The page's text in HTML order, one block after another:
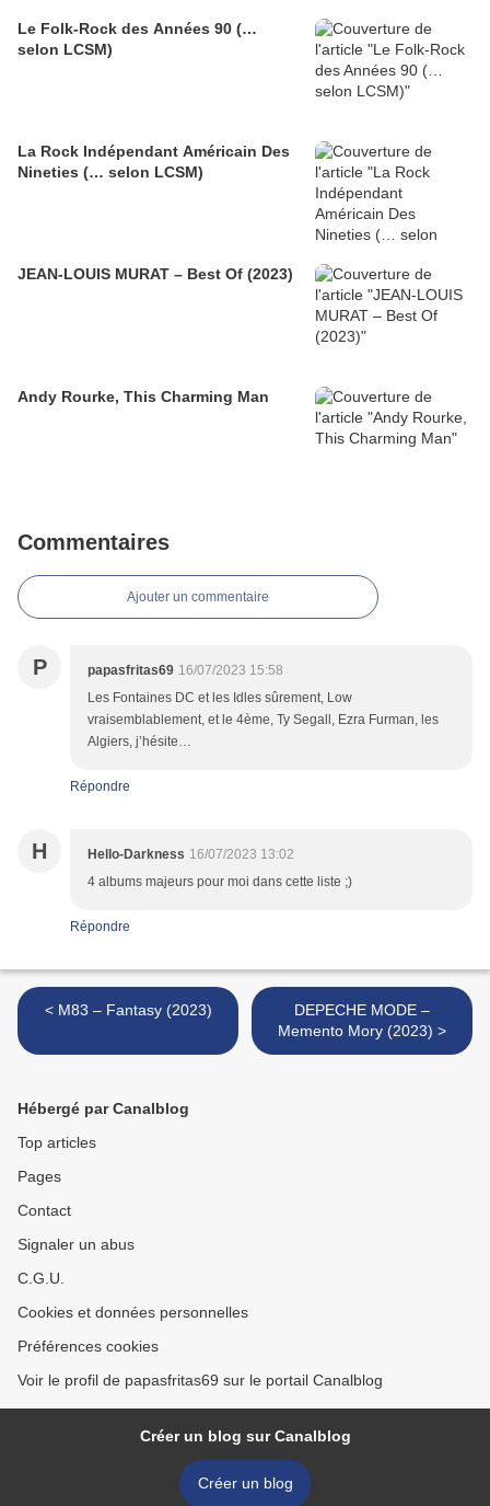
Le Folk-Rock des Années 90 (…
selon LCSM)
La Rock Indépendant Américain Des
Nineties (… selon LCSM)
JEAN-LOUIS MURAT – Best Of (2023)
Andy Rourke, This Charming Man
Commentaires
Ajouter un commentaire
P papasfritas69 16/07/2023 15:58
Les Fontaines DC et les Idles sûrement, Low
vraisemblablement, et le 4ème, Ty Segall, Ezra Furman, les
Algiers, j’hésite…
Répondre
H Hello-Darkness 16/07/2023 13:02
4 albums majeurs pour moi dans cette liste ;)
Répondre
< M83 – Fantasy (2023)
DEPECHE MODE –
Memento Mory (2023) >
Hébergé par Canalblog
Top articles
Pages
Contact
Signaler un abus
C.G.U.
Cookies et données personnelles
Préférences cookies
Voir le profil de papasfritas69 sur le portail Canalblog
Créer un blog sur Canalblog
Créer un blog